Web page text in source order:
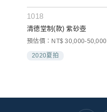
1018
清德堂制(款) 紫砂壺
預估價：NT$ 30,000-50,000
2020夏拍